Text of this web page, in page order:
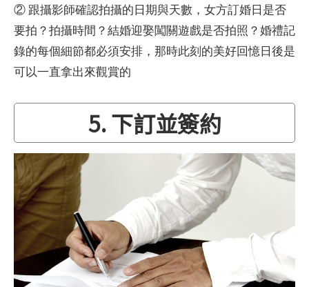
② 跟攝影師確認拍攝的日期與天數，女方訂婚日是否
要拍？拍攝時間？結婚迎娶闖關遊戲是否拍照？婚禮記
錄的每個細節都必須安排，那時此刻的美好回憶日後是
可以一直拿出來觀賞的
5. 下訂並簽約